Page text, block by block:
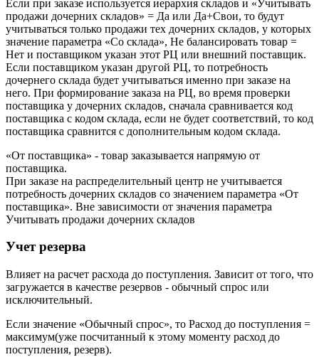
Если при заказе используется иерархия складов и «Учитывать
продажи дочерних складов» = Да или Да+Свои, то будут
учитываться только продажи тех дочерних складов, у которых
значение параметра «Со склада», Не балансировать товар =
Нет и поставщиком указан этот РЦ или внешний поставщик.
Если поставщиком указан другой РЦ, то потребность
дочернего склада будет учитываться именно при заказе на
него. При формирование заказа на РЦ, во время проверки
поставщика у дочерних складов, сначала сравнивается код
поставщика с кодом склада, если не будет соответствий, то код
поставщика сравнится с дополнительным кодом склада.
«От поставщика» - товар заказывается напрямую от
поставщика.
При заказе на распределительный центр не учитывается
потребность дочерних складов со значением параметра «От
поставщика». Вне зависимости от значения параметра
Учитывать продажи дочерних складов
Учет резерва
Влияет на расчет расхода до поступления. Зависит от того, что
загружается в качестве резервов - обычный спрос или
исключительный.
Если значение «Обычный спрос», то Расход до поступления =
максимум(уже посчитанный к этому моменту расход до
поступления, резерв).